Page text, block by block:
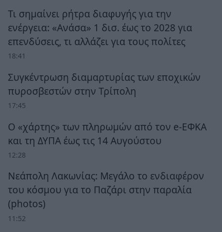
Τι σημαίνει ρήτρα διαφυγής για την
ενέργεια: «Ανάσα» 1 δισ. έως το 2028 για
επενδύσεις, τι αλλάζει για τους πολίτες
18:41
Συγκέντρωση διαμαρτυρίας των εποχικών
πυροσβεστών στην Τρίπολη
17:45
Ο «χάρτης» των πληρωμών από τον e-ΕΦΚΑ
και τη ΔΥΠΑ έως τις 14 Αυγούστου
12:28
Νεάπολη Λακωνίας: Μεγάλο το ενδιαφέρον
του κόσμου για το Παζάρι στην παραλία
(photos)
11:52